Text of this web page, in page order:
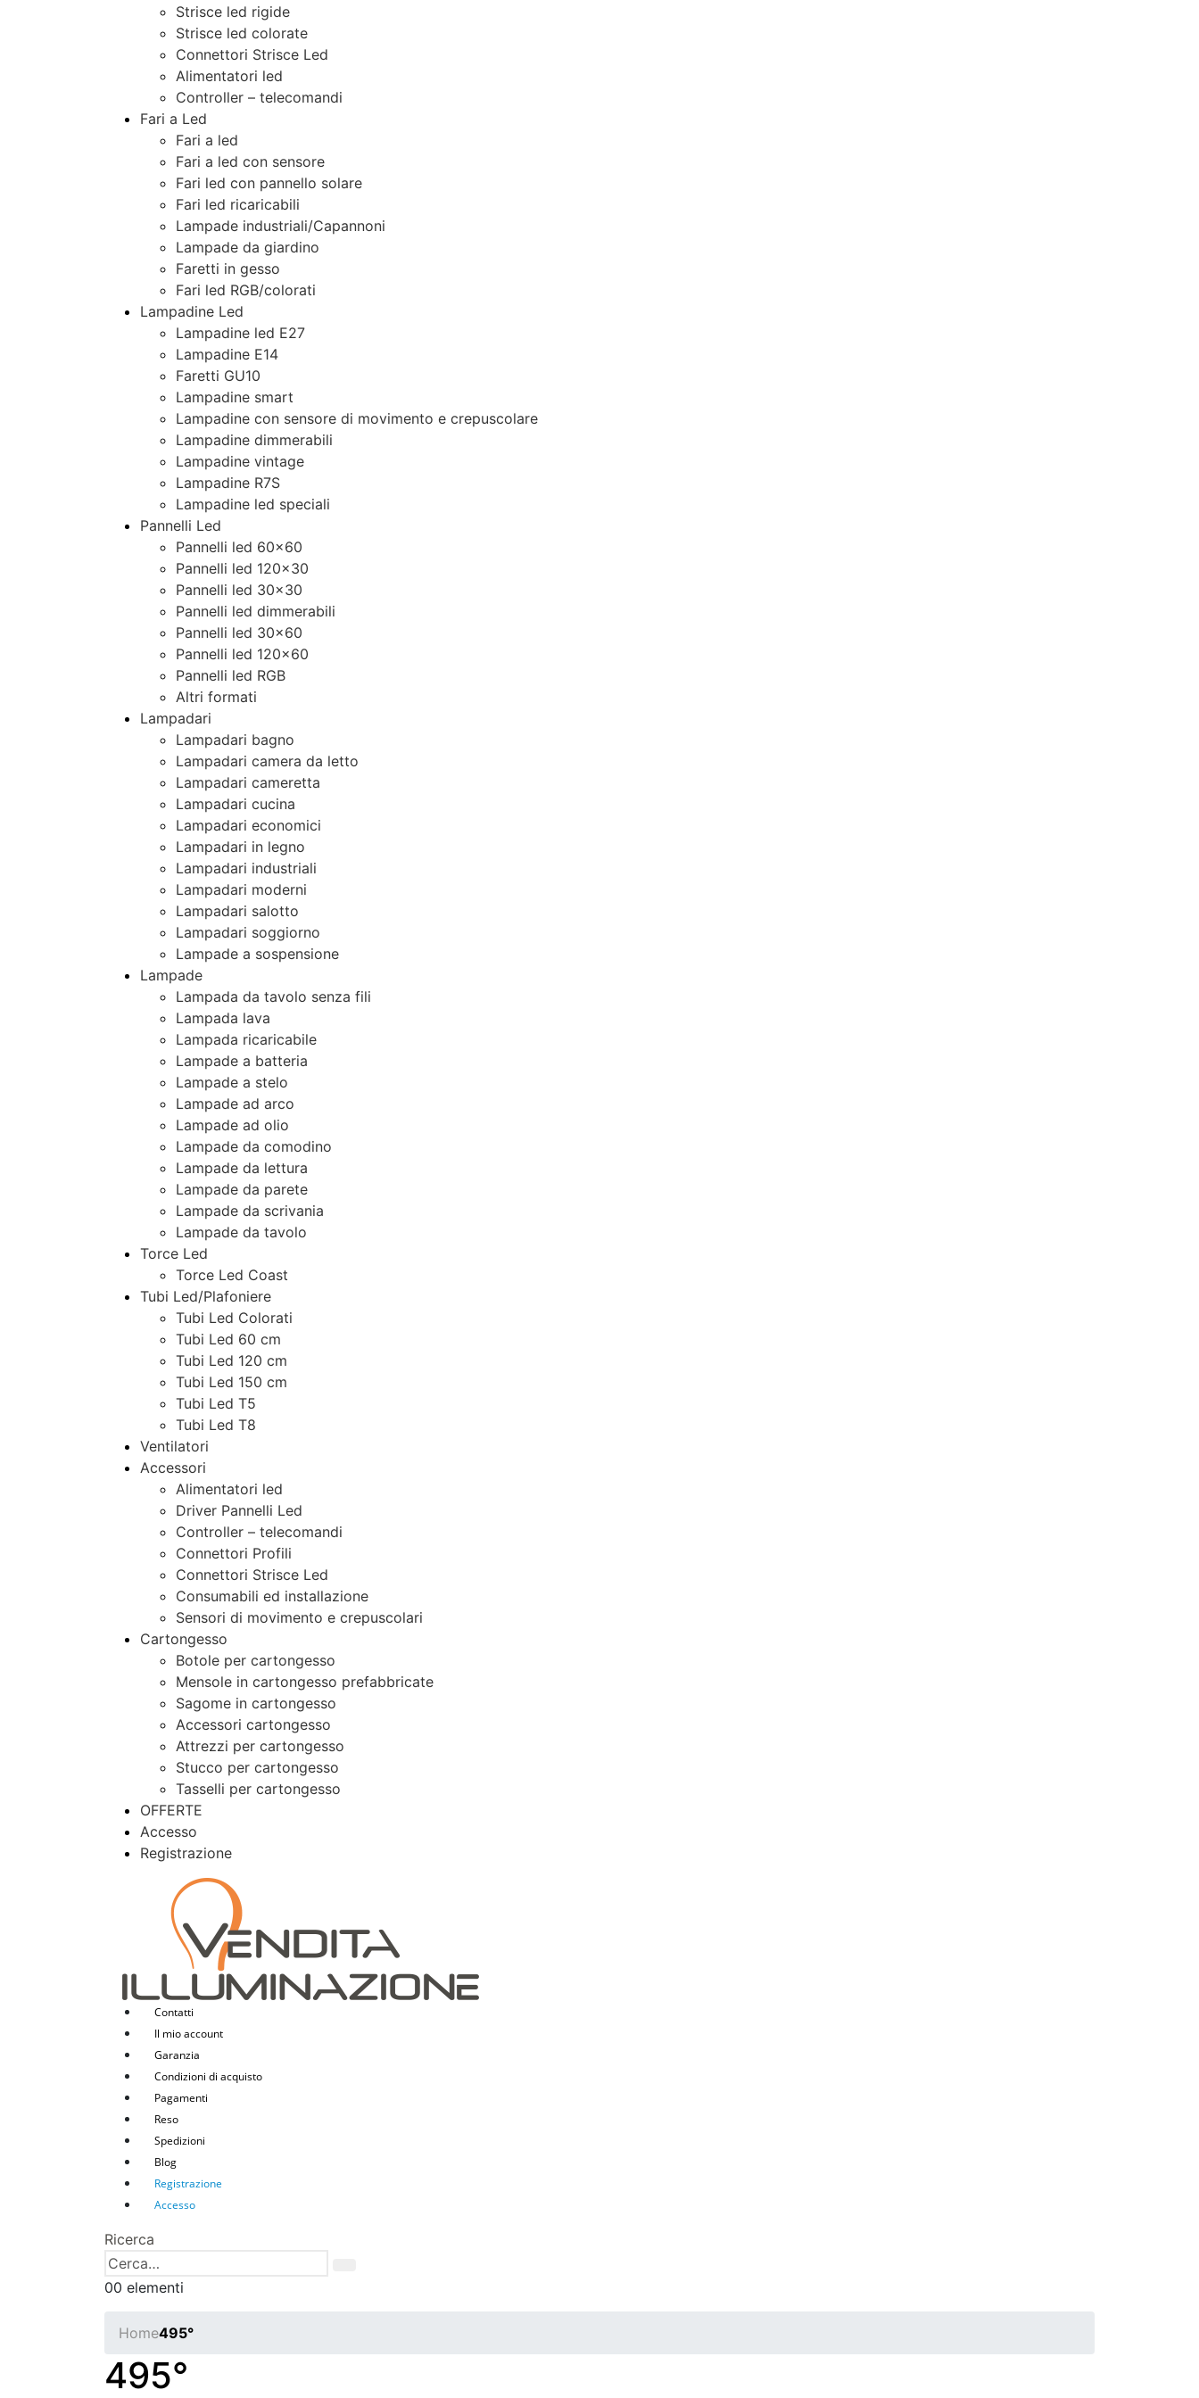
Strisce led rigide
Strisce led colorate
Connettori Strisce Led
Alimentatori led
Controller – telecomandi
Fari a Led
Fari a led
Fari a led con sensore
Fari led con pannello solare
Fari led ricaricabili
Lampade industriali/Capannoni
Lampade da giardino
Faretti in gesso
Fari led RGB/colorati
Lampadine Led
Lampadine led E27
Lampadine E14
Faretti GU10
Lampadine smart
Lampadine con sensore di movimento e crepuscolare
Lampadine dimmerabili
Lampadine vintage
Lampadine R7S
Lampadine led speciali
Pannelli Led
Pannelli led 60×60
Pannelli led 120×30
Pannelli led 30×30
Pannelli led dimmerabili
Pannelli led 30×60
Pannelli led 120×60
Pannelli led RGB
Altri formati
Lampadari
Lampadari bagno
Lampadari camera da letto
Lampadari cameretta
Lampadari cucina
Lampadari economici
Lampadari in legno
Lampadari industriali
Lampadari moderni
Lampadari salotto
Lampadari soggiorno
Lampade a sospensione
Lampade
Lampada da tavolo senza fili
Lampada lava
Lampada ricaricabile
Lampade a batteria
Lampade a stelo
Lampade ad arco
Lampade ad olio
Lampade da comodino
Lampade da lettura
Lampade da parete
Lampade da scrivania
Lampade da tavolo
Torce Led
Torce Led Coast
Tubi Led/Plafoniere
Tubi Led Colorati
Tubi Led 60 cm
Tubi Led 120 cm
Tubi Led 150 cm
Tubi Led T5
Tubi Led T8
Ventilatori
Accessori
Alimentatori led
Driver Pannelli Led
Controller – telecomandi
Connettori Profili
Connettori Strisce Led
Consumabili ed installazione
Sensori di movimento e crepuscolari
Cartongesso
Botole per cartongesso
Mensole in cartongesso prefabbricate
Sagome in cartongesso
Accessori cartongesso
Attrezzi per cartongesso
Stucco per cartongesso
Tasselli per cartongesso
OFFERTE
Accesso
Registrazione
Contatti
Il mio account
Garanzia
Condizioni di acquisto
Pagamenti
Reso
Spedizioni
Blog
Registrazione
Accesso
Ricerca
00 elementi
Home495°
495°